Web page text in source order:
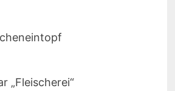
„Fleischerei“